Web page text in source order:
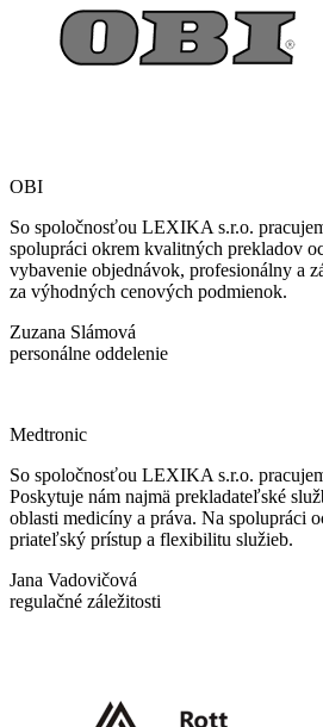
OBI
So spoločnosťou LEXIKA s.r.o.
spolupráci okrem kvalitných prekladov
vybavenie objednávok, profesionálny a
za výhodných cenových podmienok.
Zuzana Slámová
personálne oddelenie
Medtronic
So spoločnosťou LEXIKA s.r.o.
Poskytuje nám najmä prekladateľské
oblasti medicíny a práva. Na spolupráci
priateľský prístup a flexibilitu služieb.
Jana Vadovičová
regulačné záležitosti